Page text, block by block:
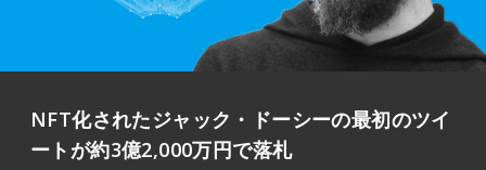
NFT化されたジャック・ドーシーの最初のツイ
ートが約3億2,000万円で落札